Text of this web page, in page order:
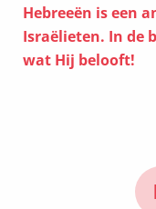
Hebreeën is een
Israëlieten. In de
wat Hij belooft!